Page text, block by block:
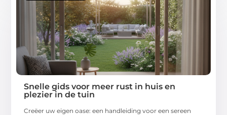
Snelle gids voor meer rust in huis en
plezier in de tuin
Creëer uw eigen oase: een handleiding voor een sereen